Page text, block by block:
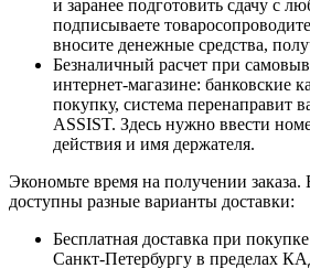
и заранее подготовить сдачу с
подписываете
вносите денежные средства,
Безналичный расчет при
интернет-магазине: банковские
покупку, система перенаправит
ASSIST. Здесь нужно ввести
действия и имя держателя.
Экономьте время на получении заказа.
доступны разные варианты доставки:
Бесплатная доставка при
Санкт-Петербургу в пределах